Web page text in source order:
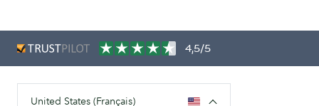
4,5/5
United States (Français)